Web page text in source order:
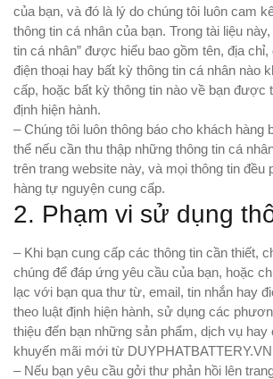
của bạn, và đó là lý do chúng tôi luôn cam
thông tin cá nhân của bạn. Trong tài liệu
tin cá nhân” được hiểu bao gồm tên, địa
điện thoại hay bất kỳ thông tin cá nhân nào
cấp, hoặc bất kỳ thông tin nào về bạn được
định hiện hành.
– Chúng tôi luôn thông báo cho khách hàng
thể nếu cần thu thập những thông tin cá
trên trang website này, và mọi thông tin đều
hàng tự nguyện cung cấp.
2. Phạm vi sử dụng
– Khi bạn cung cấp các thông tin cần thiết,
chúng để đáp ứng yêu cầu của bạn, hoặc
lạc với bạn qua thư từ, email, tin nhắn hay
theo luật định hiện hành, sử dụng các
thiệu đến bạn những sản phẩm, dịch vụ
khuyến mãi mới từ DUYPHATBATTERY.VN
– Nếu bạn yêu cầu gởi thư phản hồi lên